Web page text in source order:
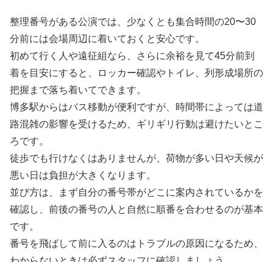
整理番号がある公演では、少なくとも集合時間の20〜30
分前には会場周辺に着いておくと安心です。
初めて行く人や遠征組なら、さらに余裕を見て45分前到
着を目安にすると、ロッカー確認やトイレ、列形成場所の
把握まで落ち着いてできます。
博多駅からはバス移動が便利ですが、時間帯によっては道
路混雑の影響を受けるため、ギリギリ行動は避けたいとこ
ろです。
徒歩でも行けなくはありませんが、荷物が多い日や天候が
悪い日は負担が大きくなります。
並び方は、まず自分の番号帯がどこに案内されているかを
確認し、前後の番号の人と自然に順番を合わせるのが基本
です。
番号を飛ばして前に入るのはトラブルの原因になるため、